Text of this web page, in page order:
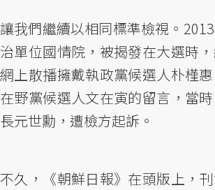
讓我們繼續以相同標準檢視。
治單位國情院，被揭發在大選時
網上散播擁戴執政黨候選人朴槿
在野黨候選人文在寅的留言，當
長元世勳，遭檢方起訴。
不久，《朝鮮日報》在頭版上，